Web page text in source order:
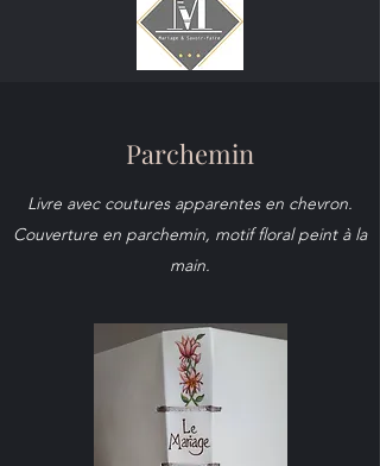
Parchemin
Livre avec coutures apparentes en chevron.
Couverture en parchemin, motif floral peint à la
main.